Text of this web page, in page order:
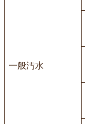
一般汚水